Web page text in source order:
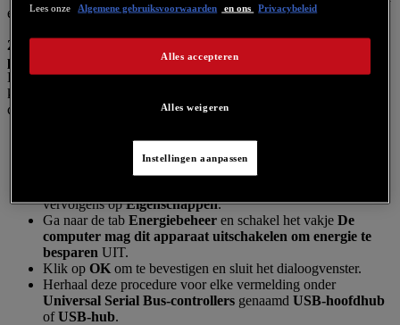
en haperend geluid als mogelijk resultaat.
2) Zet de Windows-instelling UIT die stroom bespaart op USB-
poorten.
Deze instelling staat standaard AAN met als mogelijk gevolg
krakend geluid en zelfs verlies van de verbinding tussen de DJ-
controller en uw computer.
Computeren vervolgens op
Apparaatbeheer. Klik op het pijltje links van
Serial Bus-controllersom de lijst uit te vouwen.
vervolgens opEigenschappen.
Ga naar de tab Energiebeheer en schakel het vakje De
computer mag dit apparaat uitschakelen om energie te
besparen UIT.
Klik op OK om te bevestigen en sluit het dialoogvenster.
Herhaal deze procedure voor elke vermelding onder
Universal Serial Bus-controllers genaamd USB-hoofdhub
ofUSB-hub.
Lees onze
Algemene gebruiksvoorwaarden en ons Privacybeleid
Alles weigeren
Alles accepteren
Instellingen aanpassen